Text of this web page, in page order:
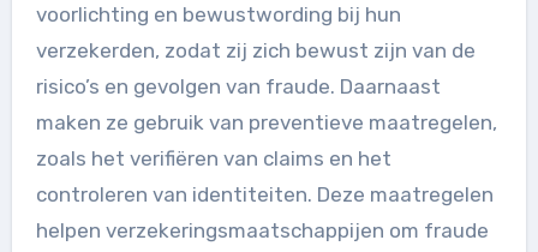
voorlichting en bewustwording bij hun
verzekerden, zodat zij zich bewust zijn van de
risico’s en gevolgen van fraude. Daarnaast
maken ze gebruik van preventieve maatregelen,
zoals het verifiëren van claims en het
controleren van identiteiten. Deze maatregelen
helpen verzekeringsmaatschappijen om fraude